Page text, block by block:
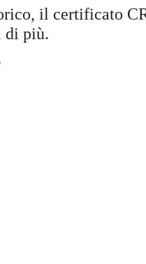
il certificato
di più.